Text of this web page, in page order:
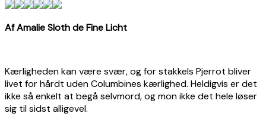
Af Amalie Sloth de Fine Licht
Kærligheden kan være svær, og for stakkels Pjerrot bliver
livet for hårdt uden Columbines kærlighed. Heldigvis er det
ikke så enkelt at begå selvmord, og mon ikke det hele løser
sig til sidst alligevel.